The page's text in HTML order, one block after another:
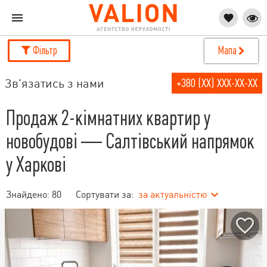
Фільтр Мапа
Зв'язатись з нами +380 (XX) XXX-XX-XX
Продаж 2-кімнатних квартир у
новобудові — Салтівський напрямок
у Харкові
Знайдено: 80 Сортувати за: за актуальністю